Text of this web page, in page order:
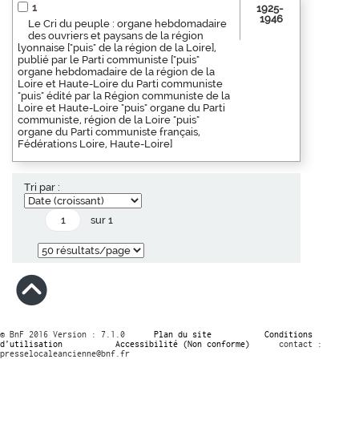
1
Le Cri du peuple : organe hebdomadaire
des ouvriers et paysans de la région
lyonnaise ["puis" de la région de la Loire],
publié par le Parti communiste ["puis"
organe hebdomadaire de la région de la
Loire et Haute-Loire du Parti communiste
"puis" édité par la Région communiste de la
Loire et Haute-Loire "puis" organe du Parti
communiste, région de la Loire "puis"
organe du Parti communiste français,
Fédérations Loire, Haute-Loire]
1925-
1946
Tri par :
sur 1
© BnF 2016 Version : 7.1.0 Plan du site
Conditions
d’utilisation
Accessibilité (Non conforme)
contact :
presselocaleancienne@bnf.fr